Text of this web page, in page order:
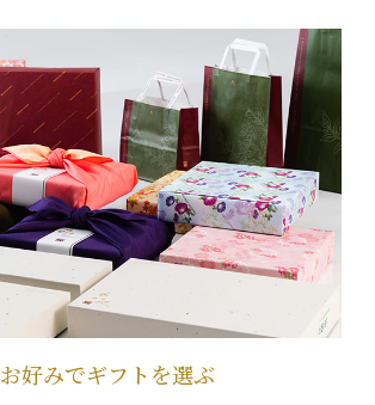
お好みでギフトを選ぶ